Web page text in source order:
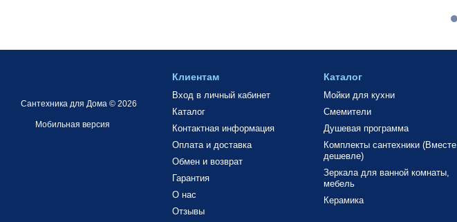
Сантехника для Дома © 2026
Мобильная версия
Клиентам
Вход в личный кабинет
Каталог
Контактная информация
Оплата и доставка
Обмен и возврат
Гарантия
О нас
Отзывы
Каталог
Мойки для кухни
Смемители
Душевая программа
Комплекты сантехники (Вместе
дешевле)
Зеркала для ванной комнаты,
мебель
Керамика